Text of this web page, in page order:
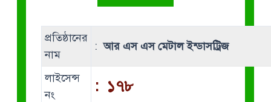
প্রতিষ্ঠানের
নাম
:আর এস এস মেটাল ইন্ডাসট্রিজ
লাইসেন্স
নং
: ১৭৮